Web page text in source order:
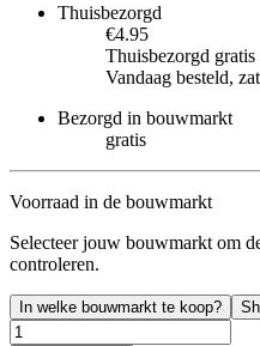
Thuisbezorgd
€4.95
Thuisbezorgd
Vandaag besteld,
Bezorgd in bouwmarkt
gratis
Voorraad in de bouwmarkt
Selecteer jouw bouwmarkt om
controleren.
In welke bouwmarkt te koop?